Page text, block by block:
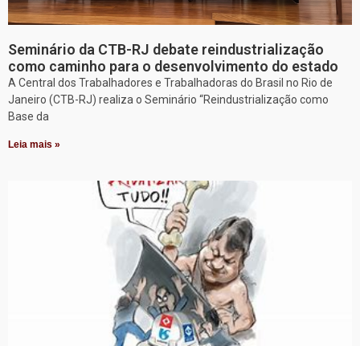
Seminário da CTB-RJ debate reindustrialização
como caminho para o desenvolvimento do estado
A Central dos Trabalhadores e Trabalhadoras do Brasil no Rio de
Janeiro (CTB-RJ) realiza o Seminário “Reindustrialização como
Base da
Leia mais »